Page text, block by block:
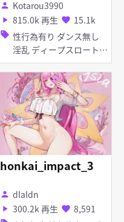
person Kotarou3990
play_arrow 815.0k 再生 favorite 15.1k
sell 性行為有り ダンス無し
淫乱 ディープスロート
フェラ 乱交 アナル責め
手コキ
honkai_impact_3
person dlaldn
play_arrow 300.2k 再生 favorite 8,591